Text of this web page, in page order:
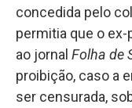
concedida pelo
permitia que o
ao jornal Folha de
proibição, caso a
ser censurada,